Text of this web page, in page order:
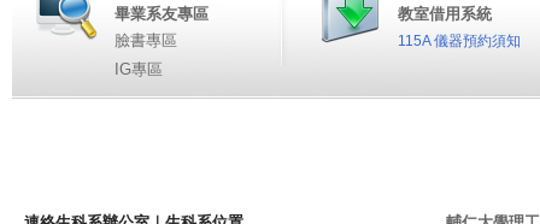
畢業系友專區
臉書專區
IG專區
教室借用系統
115A 儀器預約須知